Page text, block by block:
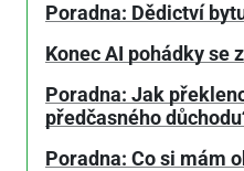
Poradna: Dědictví
Konec AI pohádky se
Poradna: Jak
předčasného
Poradna: Co si mám